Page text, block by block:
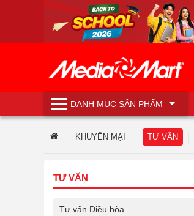
DANH MỤCSẢN PHẨM
KHUYẾN MẠI TƯ VẤN
TƯ VẤN
Tư vấn Điều hòa